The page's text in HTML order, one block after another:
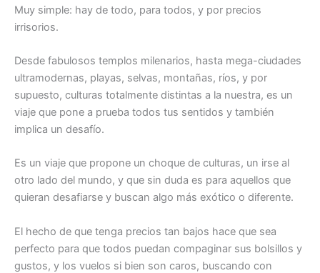
Muy simple: hay de todo, para todos, y por precios
irrisorios.
Desde fabulosos templos milenarios, hasta mega-ciudades
ultramodernas, playas, selvas, montañas, ríos, y por
supuesto, culturas totalmente distintas a la nuestra, es un
viaje que pone a prueba todos tus sentidos y también
implica un desafío.
Es un viaje que propone un choque de culturas, un irse al
otro lado del mundo, y que sin duda es para aquellos que
quieran desafiarse y buscan algo más exótico o diferente.
El hecho de que tenga precios tan bajos hace que sea
perfecto para que todos puedan compaginar sus bolsillos y
gustos, y los vuelos si bien son caros, buscando con